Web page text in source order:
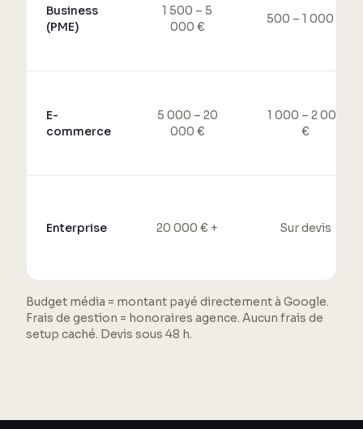
Business
(PME)
1 500 – 5
000 €
500 – 1 000 €
E-
commerce
5 000 – 20
000 €
1 000 – 2 000
€
Enterprise 20 000 € + Sur devis
Budget média = montant payé directement à Google.
Frais de gestion = honoraires agence. Aucun frais de
setup caché. Devis sous 48 h.